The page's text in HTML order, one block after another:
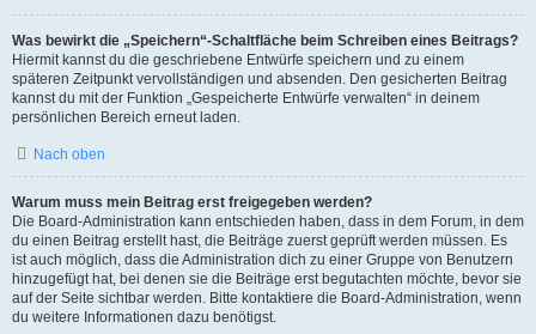
Was bewirkt die „Speichern“-Schaltfläche beim Schreiben eines Beitrags?
Hiermit kannst du die geschriebene Entwürfe speichern und zu einem
späteren Zeitpunkt vervollständigen und absenden. Den gesicherten Beitrag
kannst du mit der Funktion „Gespeicherte Entwürfe verwalten“ in deinem
persönlichen Bereich erneut laden.
Nach oben
Warum muss mein Beitrag erst freigegeben werden?
Die Board-Administration kann entschieden haben, dass in dem Forum, in dem
du einen Beitrag erstellt hast, die Beiträge zuerst geprüft werden müssen. Es
ist auch möglich, dass die Administration dich zu einer Gruppe von Benutzern
hinzugefügt hat, bei denen sie die Beiträge erst begutachten möchte, bevor sie
auf der Seite sichtbar werden. Bitte kontaktiere die Board-Administration, wenn
du weitere Informationen dazu benötigst.